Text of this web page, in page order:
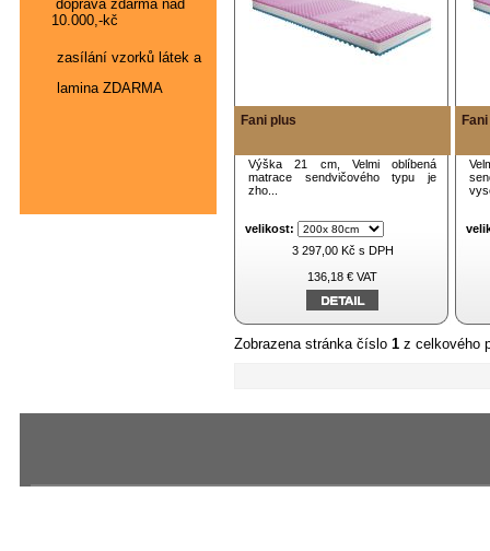
doprava zdarma nad
10.000,-kč
zasílání vzorků látek a
lamina ZDARMA
Fani plus
Výška 21 cm, Velmi oblíbená
matrace sendvičového typu je
zho...
velikost:
3 297,00 Kč s DPH
136,18 € VAT
Zobrazena stránka číslo 1 z celkového